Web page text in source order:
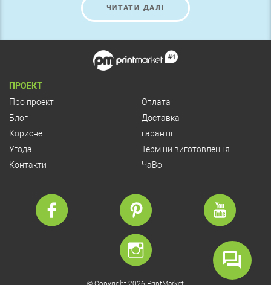
ЧИТАТИ ДАЛІ
ПРОЕКТ
Про проект
Блог
Корисне
Угода
Контакти
Оплата
Доставка
гарантії
Терміни виготовлення
ЧаВо